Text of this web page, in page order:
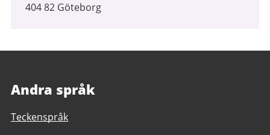
404 82 Göteborg
Andra språk
Teckenspråk